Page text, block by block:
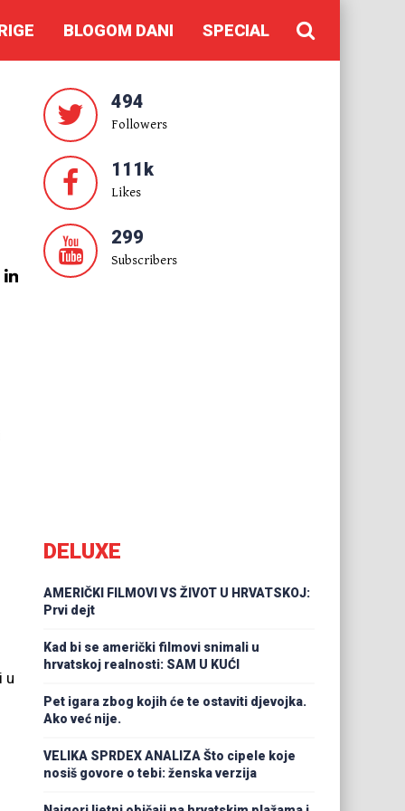
BLOGOM DANI SPECIAL
u
494
Followers
111k
Likes
299
Subscribers
DELUXE
AMERIČKI FILMOVI VS ŽIVOT U HRVATSKOJ:
Prvi dejt
Kad bi se američki filmovi snimali u
hrvatskoj realnosti: SAM U KUĆI
Pet igara zbog kojih će te ostaviti djevojka.
Ako već nije.
VELIKA SPRDEX ANALIZA Što cipele koje
nosiš govore o tebi: ženska verzija